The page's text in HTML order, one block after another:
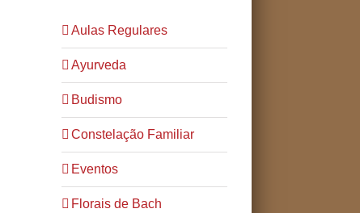
Aulas Regulares
Ayurveda
Budismo
Constelação Familiar
Eventos
Florais de Bach